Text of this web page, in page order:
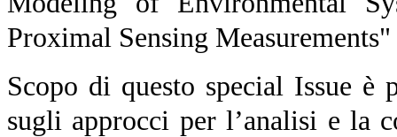
Proximal Sensing
Scopo di questo special Issue
sugli approcci per l’analisi e la